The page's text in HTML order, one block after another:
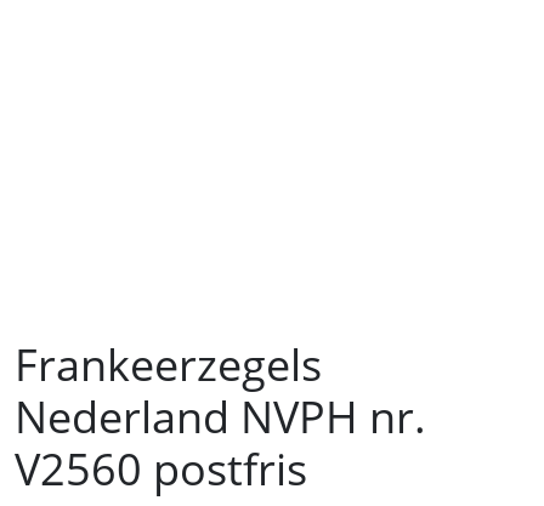
Frankeerzegels
Nederland NVPH nr.
V2560 postfris